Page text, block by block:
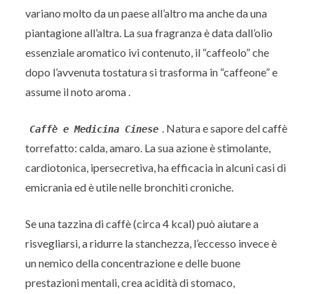
variano molto da un paese all’altro ma anche da una
piantagione all’altra. La sua fragranza è data dall’olio
essenziale aromatico ivi contenuto, il “caffeolo” che
dopo l’avvenuta tostatura si trasforma in “caffeone” e
assume il noto aroma .
Caffè e Medicina Cinese
. Natura e sapore del caffè
torrefatto: calda, amaro. La sua azione è stimolante,
cardiotonica, ipersecretiva, ha efficacia in alcuni casi di
emicrania ed è utile nelle bronchiti croniche.
Se una tazzina di caffè (circa 4 kcal) può aiutare a
risvegliarsi, a ridurre la stanchezza, l’eccesso invece è
un nemico della concentrazione e delle buone
prestazioni mentali, crea acidità di stomaco,